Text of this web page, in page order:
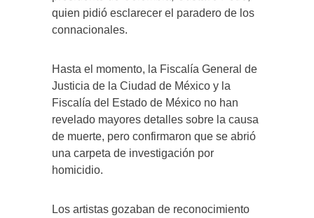
quien pidió esclarecer el paradero de los
connacionales.
Hasta el momento, la Fiscalía General de
Justicia de la Ciudad de México y la
Fiscalía del Estado de México no han
revelado mayores detalles sobre la causa
de muerte, pero confirmaron que se abrió
una carpeta de investigación por
homicidio.
Los artistas gozaban de reconocimiento